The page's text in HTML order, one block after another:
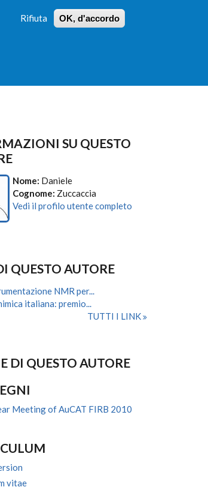
Rifiuta OK, d'accordo
RICERCA
SU QUESTO
Nome: Daniele
Cognome: Zuccaccia
Vedi il profilo utente completo
QUESTO AUTORE
NMR per...
italiana: premio...
TUTTI I LINK
DI QUESTO AUTORE
Meeting of AuCAT FIRB 2010
vitae